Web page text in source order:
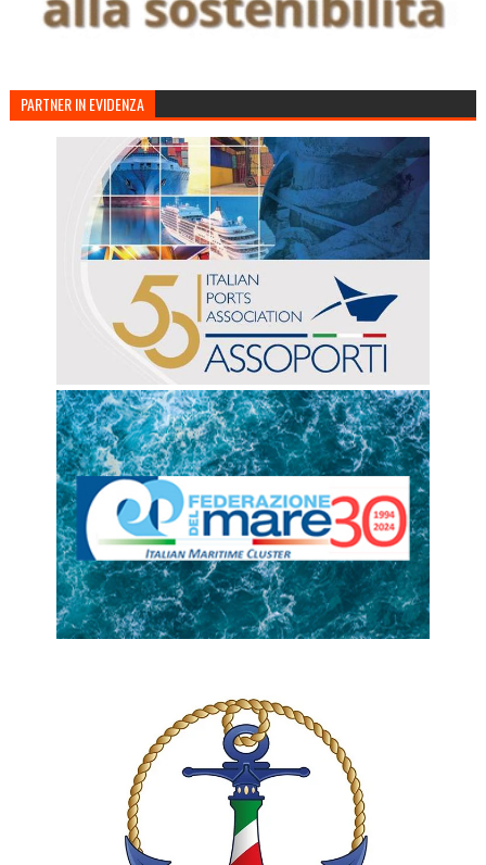
PARTNER IN EVIDENZA